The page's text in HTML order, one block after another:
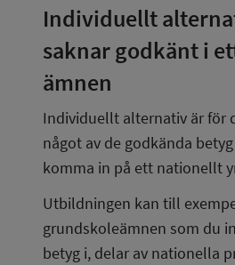
Individuellt
saknar godkänt i
ämnen
Individuellt alternativ är för
något av de godkända
komma in på ett nationellt
Utbildningen kan till
grundskoleämnen som du
betyg i, delar av nationella